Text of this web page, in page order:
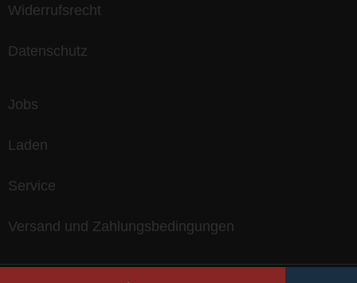
Widerrufsrecht
Datenschutz
Jobs
Laden
Service
Versand und Zahlungsbedingungen